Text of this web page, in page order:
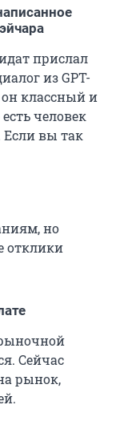
прислал
из GPT-
он классный и
человек
вы так
но
отклики
Сейчас
рынок,